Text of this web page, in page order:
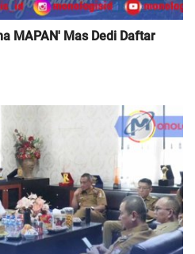
MAPAN' Mas Dedi Daftar